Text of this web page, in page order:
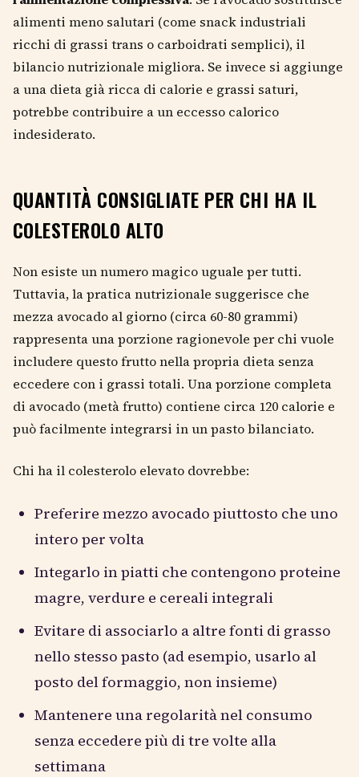
alimenti meno salutari (come snack industriali
ricchi di grassi trans o carboidrati semplici), il
bilancio nutrizionale migliora. Se invece si aggiunge
a una dieta già ricca di calorie e grassi saturi,
potrebbe contribuire a un eccesso calorico
indesiderato.
QUANTITÀ CONSIGLIATE PER CHI HA IL
COLESTEROLO ALTO
Non esiste un numero magico uguale per tutti.
Tuttavia, la pratica nutrizionale suggerisce che
mezza avocado al giorno (circa 60-80 grammi)
rappresenta una porzione ragionevole per chi vuole
includere questo frutto nella propria dieta senza
eccedere con i grassi totali. Una porzione completa
di avocado (metà frutto) contiene circa 120 calorie e
può facilmente integrarsi in un pasto bilanciato.
Chi ha il colesterolo elevato dovrebbe:
Preferire mezzo avocado piuttosto che uno
intero per volta
Integarlo in piatti che contengono proteine
magre, verdure e cereali integrali
Evitare di associarlo a altre fonti di grasso
nello stesso pasto (ad esempio, usarlo al
posto del formaggio, non insieme)
Mantenere una regolarità nel consumo
senza eccedere più di tre volte alla
settimana